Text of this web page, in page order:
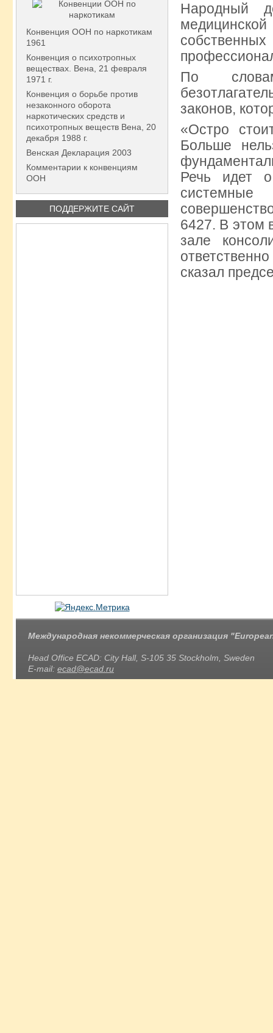
Конвенция ООН по наркотикам
1961
Конвенция о психотропных
веществах. Вена, 21 февраля
1971 г.
Конвенция о борьбе против
незаконного оборота
наркотических средств и
психотропных веществ Вена, 20
декабря 1988 г.
Венская Декларация 2003
Комментарии к конвенциям
ООН
ПОДДЕРЖИТЕ САЙТ
Народный
По
законов,
«Остро
Больше
Речь идет
6427. В этом
зале
сказал
Международная некоммерческая организация
Head Office ECAD: City Hall, S-105 35 Stockholm, Sweden
E-mail: ecad@ecad.ru